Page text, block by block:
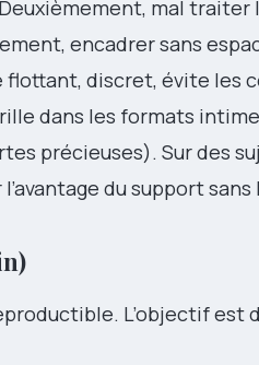
mal traiter
encadrer sans
flottant, discret, évite les
dans les formats
précieuses). Sur des
du support sans
L’objectif est